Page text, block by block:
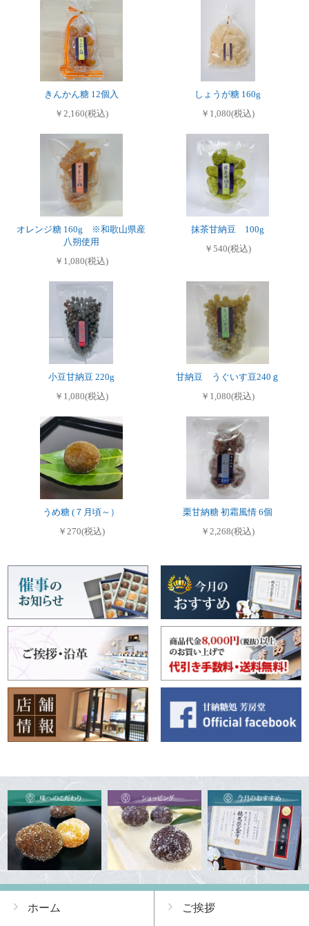
きんかん糖 12個入
￥2,160(税込)
しょうが糖 160g
￥1,080(税込)
オレンジ糖 160g ※和歌山県産
八朔使用
￥1,080(税込)
抹茶甘納豆 100g
￥540(税込)
小豆甘納豆 220g
￥1,080(税込)
甘納豆 うぐいす豆240ｇ
￥1,080(税込)
うめ糖 (７月頃～）
￥270(税込)
栗甘納糖 初霜風情 6個
￥2,268(税込)
ホーム ご挨拶